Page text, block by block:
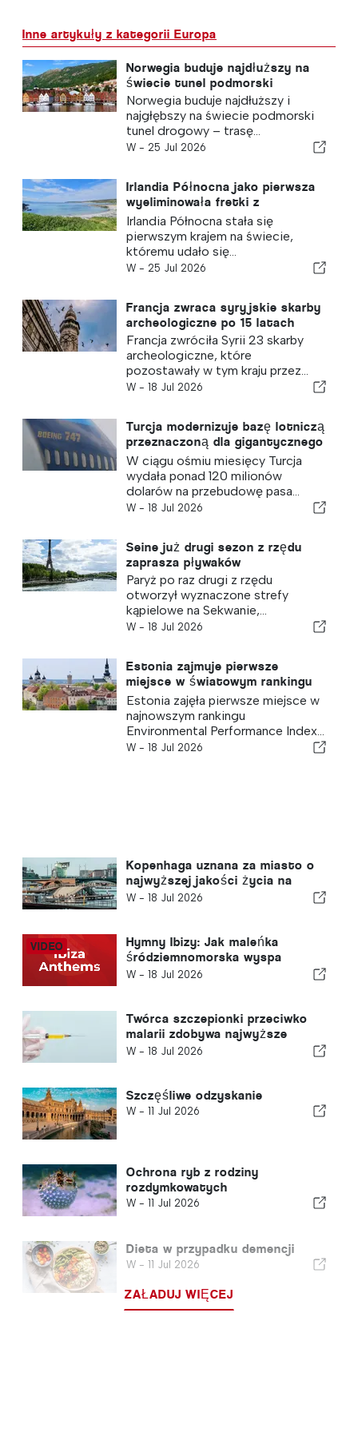
Inne artykuły z kategorii Europa
Norwegia buduje najdłuższy na
świecie tunel podmorski
Norwegia buduje najdłuższy i
najgłębszy na świecie podmorski
tunel drogowy – trasę...
W - 25 Jul 2026
Irlandia Północna jako pierwsza
wyeliminowała fretki z
zamieszkanej wyspy
Irlandia Północna stała się
pierwszym krajem na świecie,
któremu udało się...
W - 25 Jul 2026
Francja zwraca syryjskie skarby
archeologiczne po 15 latach
Francja zwróciła Syrii 23 skarby
archeologiczne, które
pozostawały w tym kraju przez...
W - 18 Jul 2026
Turcja modernizuje bazę lotniczą
przeznaczoną dla gigantycznego
Boeinga 747, który Katar
podarował Stanom
Zjednoczonym
W ciągu ośmiu miesięcy Turcja
wydała ponad 120 milionów
dolarów na przebudowę pasa...
W - 18 Jul 2026
Seine już drugi sezon z rzędu
zaprasza pływaków
Paryż po raz drugi z rzędu
otworzył wyznaczone strefy
kąpielowe na Sekwanie,...
W - 18 Jul 2026
Estonia zajmuje pierwsze
miejsce w światowym rankingu
zrównoważonego rozwoju
Estonia zajęła pierwsze miejsce w
najnowszym rankingu
Environmental Performance Index...
W - 18 Jul 2026
Kopenhaga uznana za miasto o
najwyższej jakości życia na
świecie
W - 18 Jul 2026
Hymny Ibizy: Jak maleńka
śródziemnomorska wyspa
nauczyła świat, jak się bawić
W - 18 Jul 2026
Twórca szczepionki przeciwko
malarii zdobywa najwyższe
wyróżnienie
W - 18 Jul 2026
Szczęśliwe odzyskanie
W - 11 Jul 2026
Ochrona ryb z rodziny
rozdymkowatych
W - 11 Jul 2026
Dieta w przypadku demencji
W - 11 Jul 2026
ZAŁADUJ WIĘCEJ